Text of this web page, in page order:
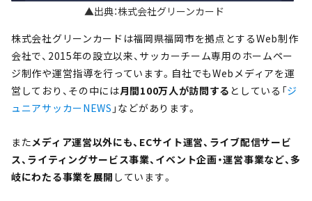
▲出典：株式会社グリーンカード
株式会社グリーンカードは福岡県福岡市を拠点とするWeb制作
会社で、2015年の設立以来、サッカーチーム専用のホームペー
ジ制作や運営指導を行っています。自社でもWebメディアを運
営しており、その中には月間100万人が訪問する としている「ジ
ュニアサッカーNEWS 」などがあります。
またメディア運営以外にも、ECサイト運営、ライブ配信サービ
ス、ライティングサービス事業、イベント企画・運営事業など、多
岐にわたる事業を展開 しています。